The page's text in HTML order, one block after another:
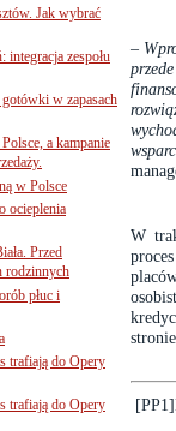
–
W
[PP1]
Jak wybrać
zespołu
w zapasach
a kampanie
w Polsce
ocieplenia
Przed
rodzinnych
płuc i
trafiają do Opery
trafiają do Opery